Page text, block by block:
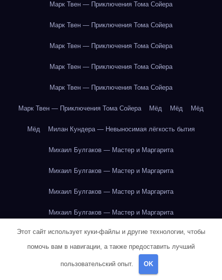
Марк Твен — Приключения Тома Сойера
Марк Твен — Приключения Тома Сойера
Марк Твен — Приключения Тома Сойера
Марк Твен — Приключения Тома Сойера
Марк Твен — Приключения Тома Сойера
Марк Твен — Приключения Тома Сойера Мёд Мёд Мёд
Мёд Милан Кундера — Невыносимая лёгкость бытия
Михаил Булгаков — Мастер и Маргарита
Михаил Булгаков — Мастер и Маргарита
Михаил Булгаков — Мастер и Маргарита
Михаил Булгаков — Мастер и Маргарита
Михаил Булгаков — Мастер и Маргарита
Михаил Булгаков — Мастер и Маргарита
Михаил Булгаков — Мастер и Маргарита
Этот сайт использует куки-файлы и другие технологии, чтобы
помочь вам в навигации, а также предоставить лучший
пользовательский опыт. OK